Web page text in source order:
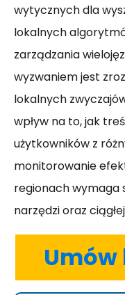
wytycznych dla
lokalnych
zarządzania
wyzwaniem jest
lokalnych
wpływ na to, jak
użytkowników z
monitorowanie
regionach wymaga
narzędzi oraz